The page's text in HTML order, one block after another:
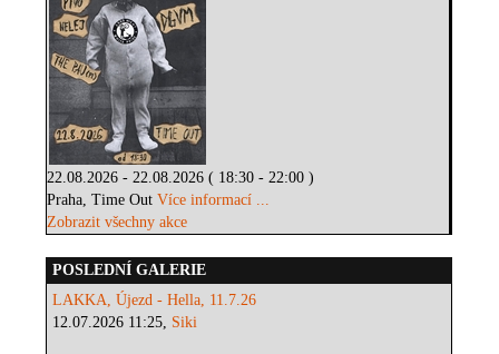
22.08.2026 - 22.08.2026 ( 18:30 - 22:00 )
Praha, Time OutVíce informací ...
Zobrazit všechny akce
POSLEDNÍ GALERIE
LAKKA, Újezd - Hella, 11.7.26
12.07.2026 11:25, Siki